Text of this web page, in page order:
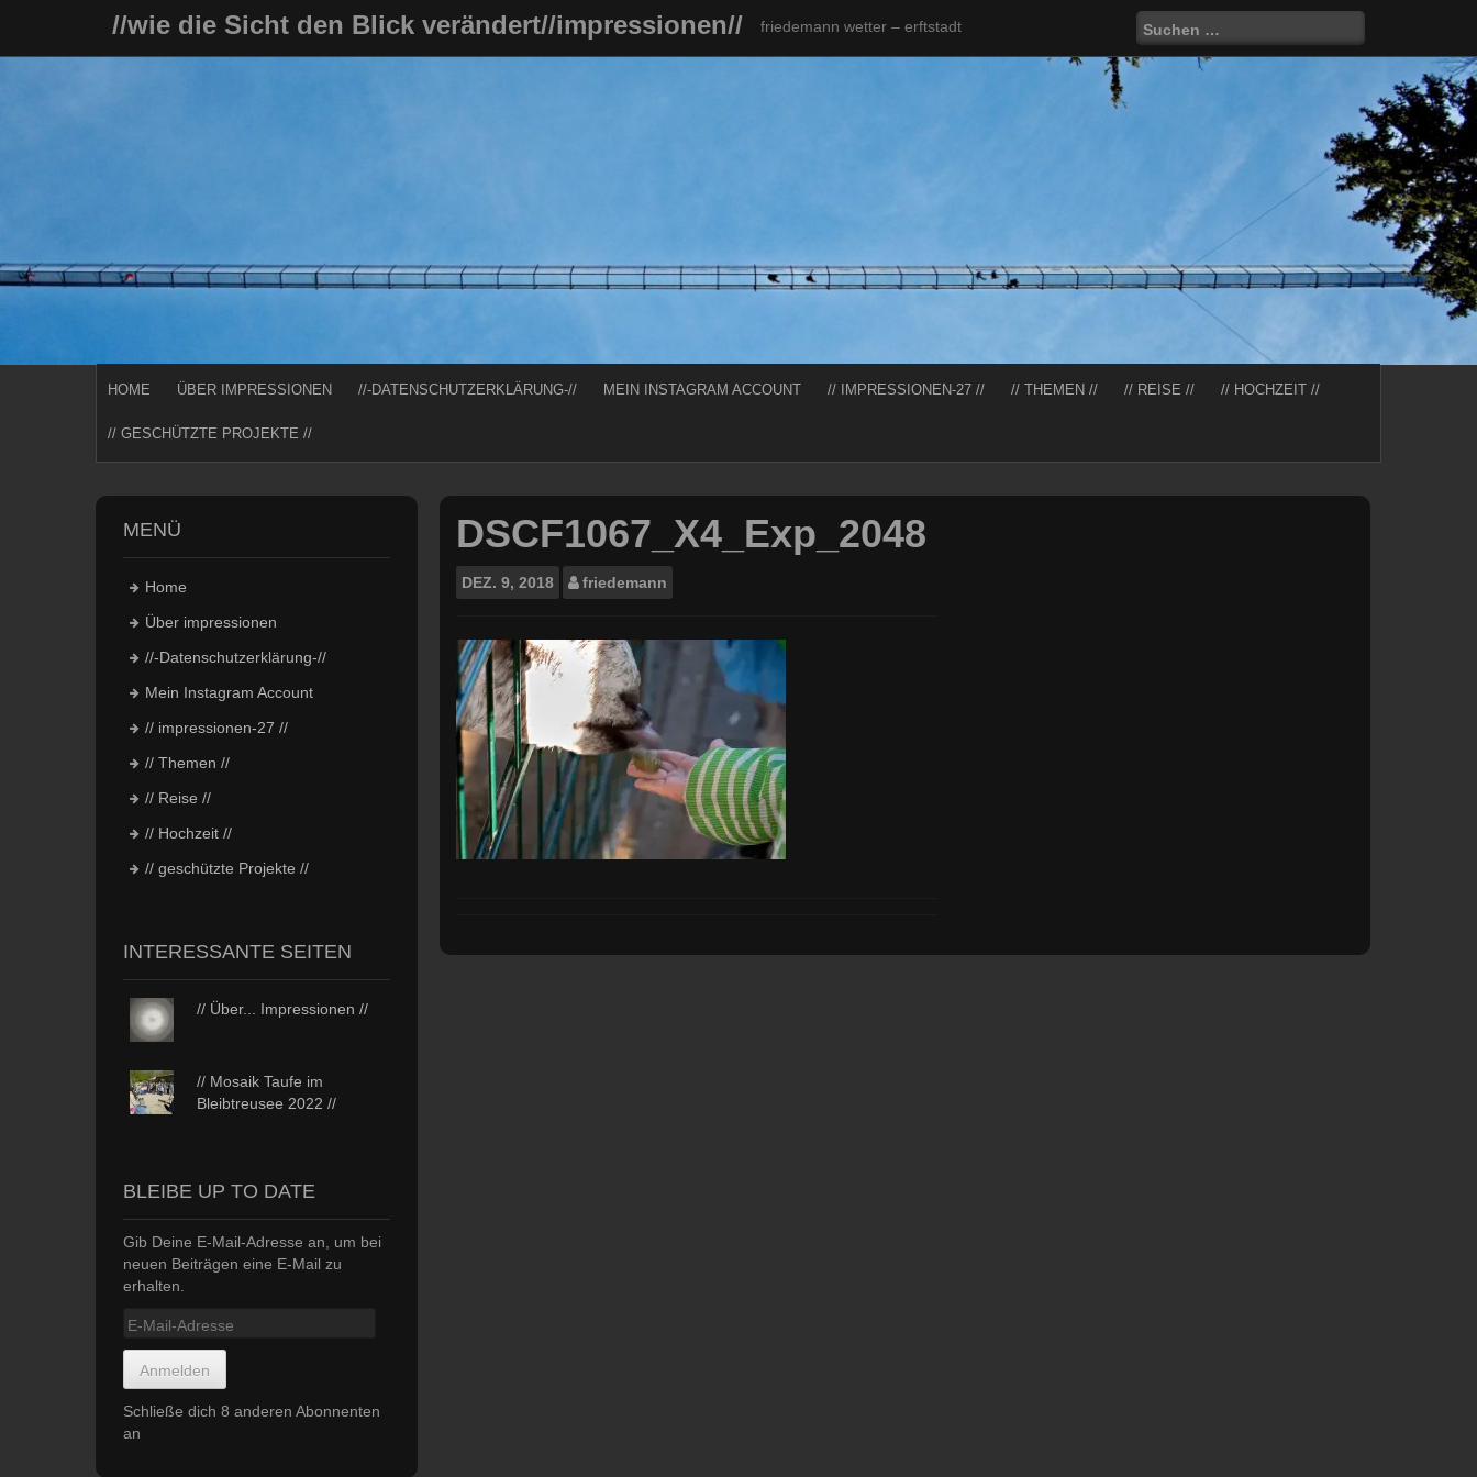
content
//wie die Sicht den Blick verändert//impressionen// friedemann wetter – erftstadt
Suchen
nach:
HOME ÜBER IMPRESSIONEN //-DATENSCHUTZERKLÄRUNG-// MEIN INSTAGRAM ACCOUNT // IMPRESSIONEN-27 // // THEMEN // // REISE // // HOCHZEIT //
// GESCHÜTZTE PROJEKTE //
DSCF1067_X4_Exp_2048
DEZ. 9, 2018 friedemann
MENÜ
Home
Über impressionen
//-Datenschutzerklärung-//
Mein Instagram Account
// impressionen-27 //
// Themen //
// Reise //
// Hochzeit //
// geschützte Projekte //
INTERESSANTE SEITEN
// Über... Impressionen //
// Mosaik Taufe im
Bleibtreusee 2022 //
BLEIBE UP TO DATE
Gib Deine E-Mail-Adresse an, um bei
neuen Beiträgen eine E-Mail zu
erhalten.
E-
Adresse
Anmelden
Schließe dich 8 anderen Abonnenten
an